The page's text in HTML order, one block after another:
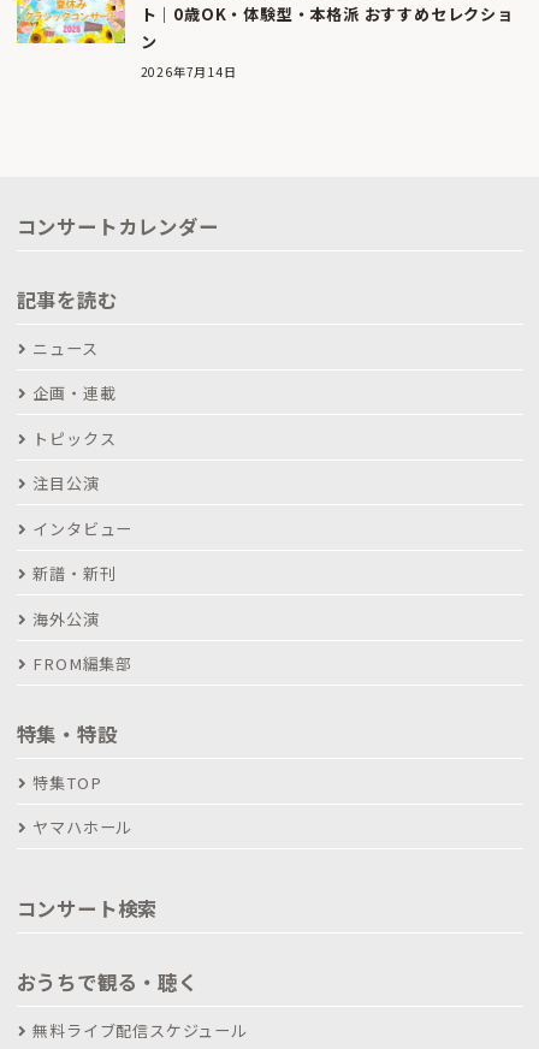
ト｜0歳OK・体験型・本格派 おすすめセレクショ
ン
2026年7月14日
コンサートカレンダー
記事を読む
ニュース
企画・連載
トピックス
注目公演
インタビュー
新譜・新刊
海外公演
FROM編集部
特集・特設
特集TOP
ヤマハホール
コンサート検索
おうちで観る・聴く
無料ライブ配信スケジュール